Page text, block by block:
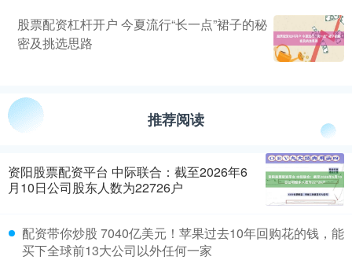
股票配资杠杆开户 今夏流行“长一点”裙子的秘
密及挑选思路
推荐阅读
资阳股票配资平台 中际联合：截至2026年6
月10日公司股东人数为22726户
配资带你炒股 7040亿美元！苹果过去10年回购花的钱，能
买下全球前13大公司以外任何一家